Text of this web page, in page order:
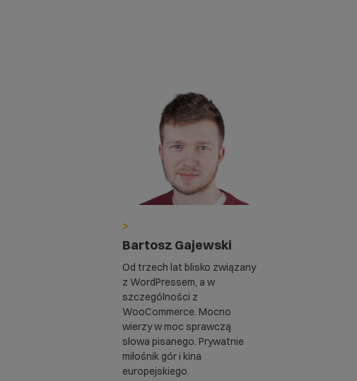
>
Bartosz Gajewski
Od trzech lat blisko związany
z WordPressem, a w
szczególności z
WooCommerce. Mocno
wierzy w moc sprawczą
słowa pisanego. Prywatnie
miłośnik gór i kina
europejskiego.